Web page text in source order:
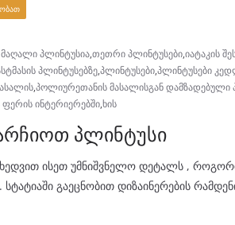
პლინტუსია,თეთრი პლინტუსები,იატაკის
პლინტუსებზე,პლინტუსები,პლინტუსები
,პოლიურეთანის მასალისგან დამზადებული
ფერის ინტერიერებში,ხის
პლინტუსი
ისეთ უმნიშვნელო დეტალს ,
გაეცნობით დიზაინერების